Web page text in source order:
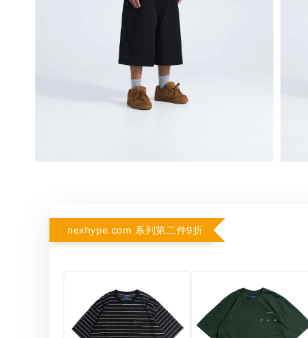
nexhype.com 系列第二件9折